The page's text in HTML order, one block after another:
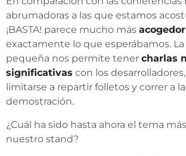
abrumadoras a las que estamos
¡BASTA! parece mucho más acogedor
exactamente lo que esperábamos. La
pequeña nos permite tener charlas
significativas con los
limitarse a repartir folletos y correr a
demostración.
¿Cuál ha sido hasta ahora el tema
nuestro stand?